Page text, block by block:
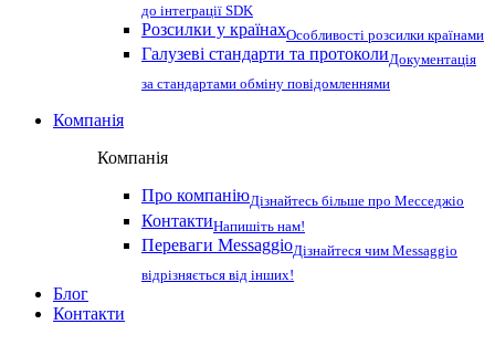
до інтеграції SDK
Розсилки у країнахОсобливості розсилки країнами
Галузеві стандарти та протоколиДокументація
за стандартами обміну повідомленнями
Компанія
Компанія
Про компаніюДізнайтесь більше про Месседжіо
КонтактиНапишіть нам!
Переваги MessaggioДізнайтеся чим Messaggio
відрізняється від інших!
Блог
Контакти